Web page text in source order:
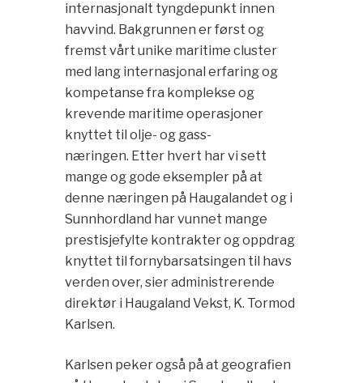
internasjonalt tyngdepunkt innen
havvind. Bakgrunnen er først og
fremst vårt unike maritime cluster
med lang internasjonal erfaring og
kompetanse fra komplekse og
krevende maritime operasjoner
knyttet til olje- og gass-
næringen. Etter hvert har vi sett
mange og gode eksempler på at
denne næringen på Haugalandet og i
Sunnhordland har vunnet mange
prestisjefylte kontrakter og oppdrag
knyttet til fornybarsatsingen til havs
verden over, sier administrerende
direktør i Haugaland Vekst, K. Tormod
Karlsen.
Karlsen peker også på at geografien